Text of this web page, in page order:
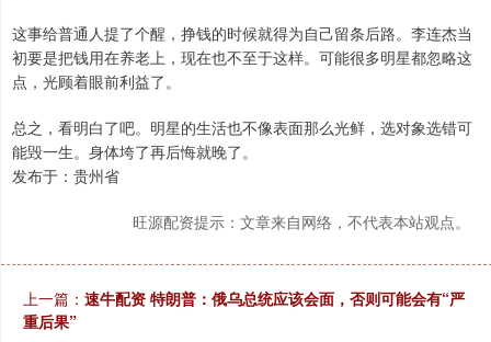
这事给普通人提了个醒，挣钱的时候就得为自己留条后路。李连杰当
初要是把钱用在养老上，现在也不至于这样。可能很多明星都忽略这
点，光顾着眼前利益了。
总之，看明白了吧。明星的生活也不像表面那么光鲜，选对象选错可
能毁一生。身体垮了再后悔就晚了。
发布于：贵州省
旺源配资提示：文章来自网络，不代表本站观点。
上一篇： 速牛配资 特朗普：俄乌总统应该会面，否则可能会有“严
重后果”